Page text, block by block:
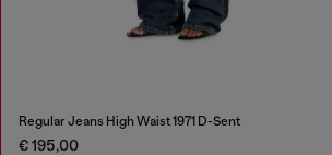
Regular Jeans High Waist 1971 D-Sent
€ 195,00